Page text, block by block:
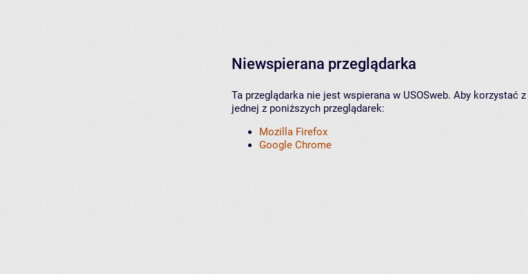
Niewspierana przeglądarka
Ta przeglądarka nie jest wspierana w USOSweb. Aby korzystać
jednej z poniższych przeglądarek:
Mozilla Firefox
Google Chrome